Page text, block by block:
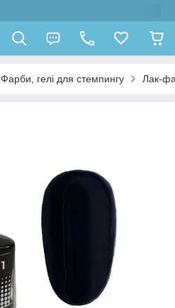
Фарби, гелі для стемпингу Лак-